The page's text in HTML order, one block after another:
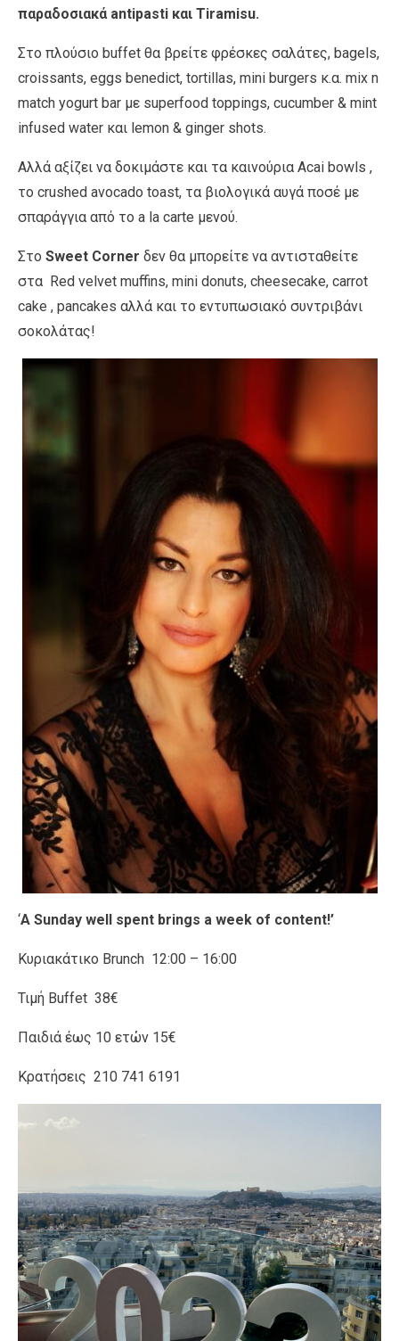
παραδοσιακά antipasti και Tiramisu.
Στο πλούσιο buffet θα βρείτε φρέσκες σαλάτες, bagels,
croissants, eggs benedict, tortillas, mini burgers κ.α. mix n
match yogurt bar με superfood toppings, cucumber & mint
infused water και lemon & ginger shots.
Αλλά αξίζει να δοκιμάστε και τα καινούρια Acai bowls ,
το crushed avocado toast, τα βιολογικά αυγά ποσέ με
σπαράγγια από το a la carte μενού.
Στο Sweet Corner δεν θα μπορείτε να αντισταθείτε
στα Red velvet muffins, mini donuts, cheesecake, carrot
cake , pancakes αλλά και το εντυπωσιακό συντριβάνι
σοκολάτας!
‘A Sunday well spent brings a week of content!’
Κυριακάτικο Brunch 12:00 – 16:00
Τιμή Buffet 38€
Παιδιά έως 10 ετών 15€
Κρατήσεις 210 741 6191